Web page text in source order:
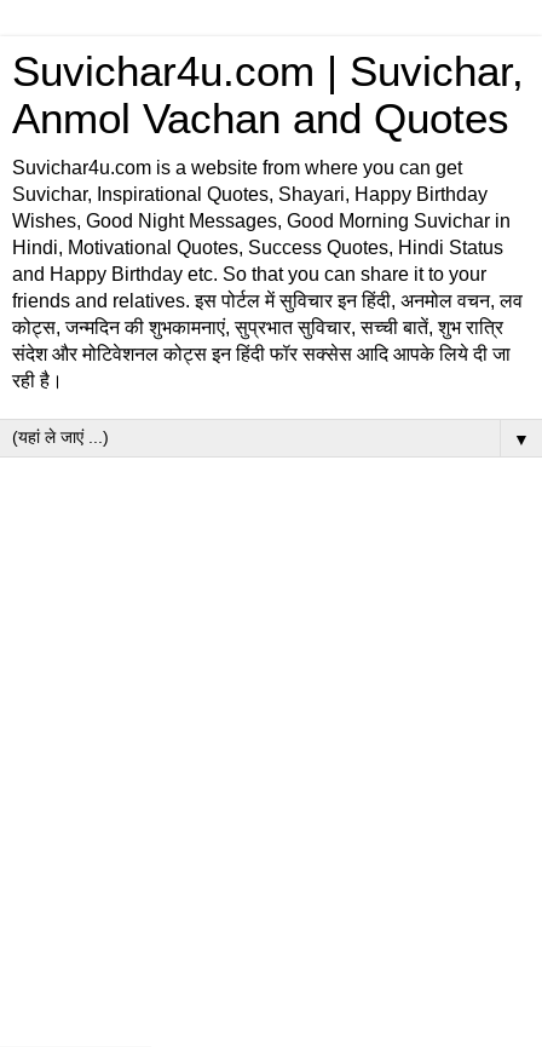
Suvichar4u.com | Suvichar,
Anmol Vachan and Quotes
Suvichar4u.com is a website from where you can get
Suvichar, Inspirational Quotes, Shayari, Happy Birthday
Wishes, Good Night Messages, Good Morning Suvichar in
Hindi, Motivational Quotes, Success Quotes, Hindi Status
and Happy Birthday etc. So that you can share it to your
friends and relatives. इस पोर्टल में सुविचार इन हिंदी, अनमोल वचन, लव
कोट्स, जन्मदिन की शुभकामनाएं, सुप्रभात सुविचार, सच्ची बातें, शुभ रात्रि
संदेश और मोटिवेशनल कोट्स इन हिंदी फॉर सक्सेस आदि आपके लिये दी जा
रही है।
▼